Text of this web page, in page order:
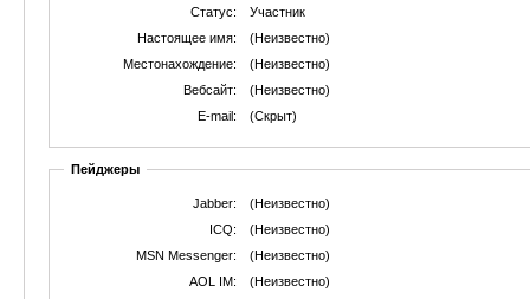
Статус:
Участник
Настоящее имя:
(Неизвестно)
Местонахождение:
(Неизвестно)
Вебсайт:
(Неизвестно)
E-mail:
(Скрыт)
Пейджеры
Jabber:
(Неизвестно)
ICQ:
(Неизвестно)
MSN Messenger:
(Неизвестно)
AOL IM:
(Неизвестно)